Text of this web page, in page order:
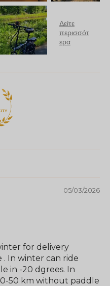
05/03/2026
for delivery
. In winter can ride
in -20 dgrees. In
50 km without paddle